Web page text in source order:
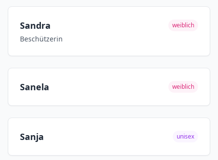
Sandra weiblich
Beschützerin
Sanela weiblich
Sanja unisex